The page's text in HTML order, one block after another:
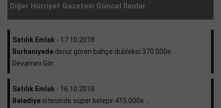
Diğer Hürriyet Gazetesi Güncel İlanlar
Satılık Emlak - 17.10.2018
Burhaniyede deniz gören bahçe dubleksi 370.000e ...
Devamını Gör
Satılık Emlak - 16.10.2018
Belediye sitesinde süper kelepir 415.000e ...